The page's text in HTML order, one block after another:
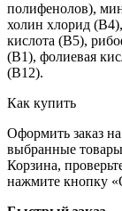
полифенолов),
холин хлорид
кислота (В5),
(В1), фолиевая
(В12).
Как купить
Оформить заказ
выбранные товары
Корзина,
нажмите кнопку